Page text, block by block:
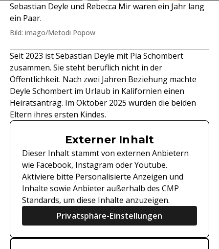
Sebastian Deyle und Rebecca Mir waren ein Jahr lang
ein Paar.
Bild: imago/Metodi Popow
Seit 2023 ist Sebastian Deyle mit Pia Schombert
zusammen. Sie steht beruflich nicht in der
Öffentlichkeit. Nach zwei Jahren Beziehung machte
Deyle Schombert im Urlaub in Kalifornien einen
Heiratsantrag. Im Oktober 2025 wurden die beiden
Eltern ihres ersten Kindes.
Externer Inhalt
Dieser Inhalt stammt von externen Anbietern
wie Facebook, Instagram oder Youtube.
Aktiviere bitte Personalisierte Anzeigen und
Inhalte sowie Anbieter außerhalb des CMP
Standards, um diese Inhalte anzuzeigen.
Privatsphäre-Einstellungen